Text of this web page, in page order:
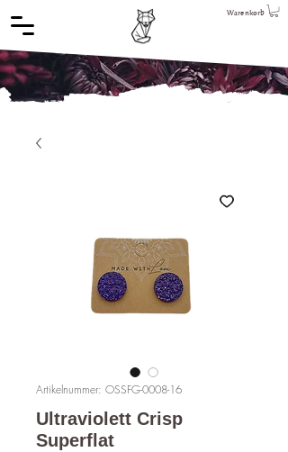
Warenkorb
Artikelnummer: OSSFG-0008-16
Ultraviolett Crisp
Superflat